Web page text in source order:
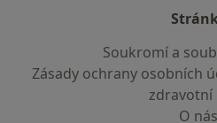
Soukromí a
Zásady ochrany osobních
zdravotní
O nás